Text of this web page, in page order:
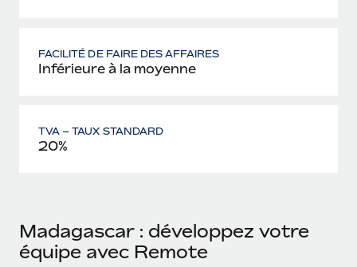
FACILITÉ DE FAIRE DES AFFAIRES
Inférieure à la moyenne
TVA – TAUX STANDARD
20%
Madagascar : développez votre
équipe avec Remote